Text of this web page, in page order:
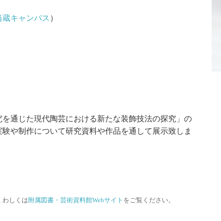
蔵キャンパス ）
通じた現代陶芸における新たな装飾技法の探究」の
や制作について研究資料や作品を通して展示致しま
わしくは附属図書・芸術資料館Webサイト をご覧ください。